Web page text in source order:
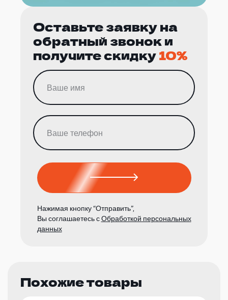
Оставьте заявку на
обратный звонок и
получите скидку10%
Нажимая кнопку “Отправить”,
Вы соглашаетесь сОбработкой персональных
данных
Похожие товары